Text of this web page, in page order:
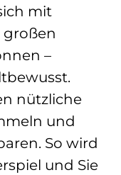
mit
–
nützliche
und
So wird
und Sie